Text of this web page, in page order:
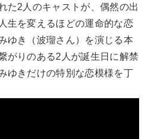
た2人のキャストが、偶然の出
生を変えるほどの運命的な恋
ゆき（波瑠さん）を演じる本
がりのある2人が誕生日に解禁
ゆきだけの特別な恋模様を丁